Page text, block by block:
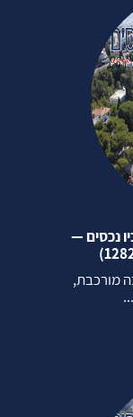
נכסים —
מורכבת,